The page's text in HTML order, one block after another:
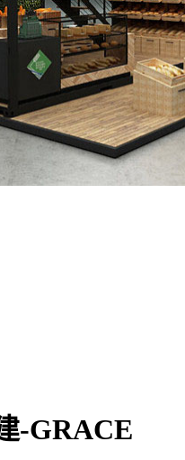
-GRACE